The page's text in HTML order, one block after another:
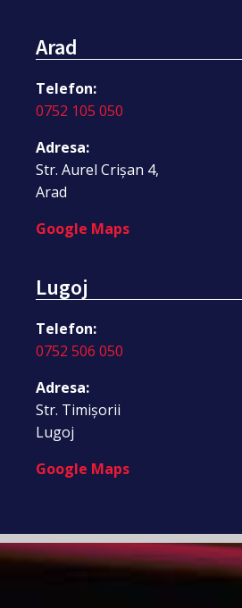
Arad
Telefon:
0752 105 050
Adresa:
Str. Aurel Crișan 4,
Arad
Google Maps
Lugoj
Telefon:
0752 506 050
Adresa:
Str. Timișorii
Lugoj
Google Maps